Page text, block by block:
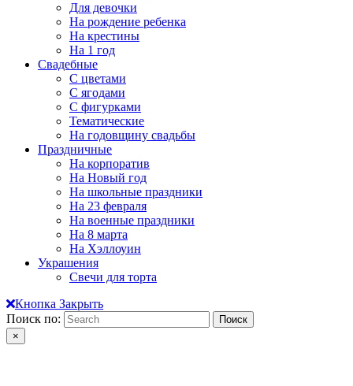
Для девочки
На рождение ребенка
На крестины
На 1 год
Свадебные
С цветами
С ягодами
С фигурками
Тематические
На годовщину свадьбы
Праздничные
На корпоратив
На Новый год
На школьные праздники
На 23 февраля
На военные праздники
На 8 марта
На Хэллоуин
Украшения
Свечи для торта
Кнопка Закрыть
Поиск по:
×